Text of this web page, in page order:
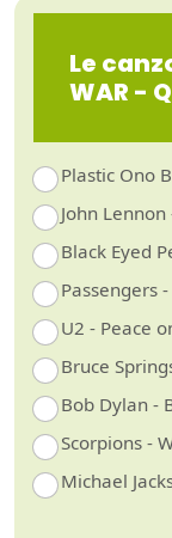
Le
WAR -
Plastic Ono
John
Black Eyed
Passengers
U2 - Peace
Bruce
Bob Dylan -
Scorpions -
Michael